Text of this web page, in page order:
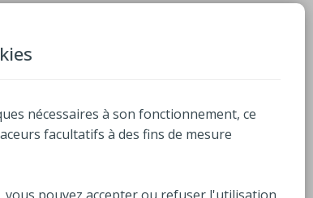
nécessaires à son fonctionnement, ce
facultatifs à des fins de mesure